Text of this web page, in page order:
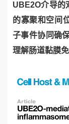
UBE2O介导的
的寡聚和空间
子事件协同确
理解肠道黏膜